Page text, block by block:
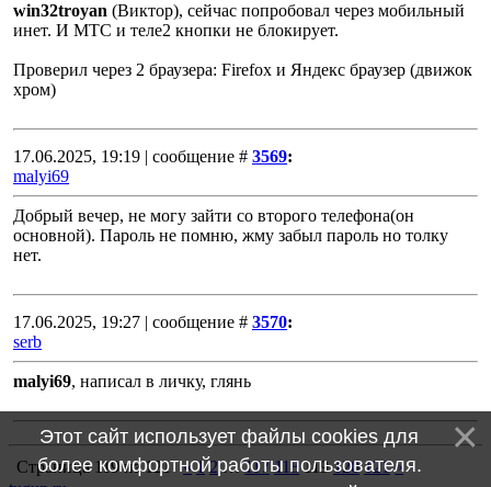
win32troyan (Виктор), сейчас попробовал через мобильный
инет. И МТС и теле2 кнопки не блокирует.
Проверил через 2 браузера: Firefox и Яндекс браузер (движок
хром)
17.06.2025, 19:19 | сообщение # 3569:
malyi69
Добрый вечер, не могу зайти со второго телефона(он
основной). Пароль не помню, жму забыл пароль но толку
нет.
17.06.2025, 19:27 | сообщение # 3570:
serb
malyi69, написал в личку, глянь
Страница119из121 « 1 2 … 117 118 119 120 121 »
Этот сайт использует файлы cookies для
более комфортной работы пользователя.